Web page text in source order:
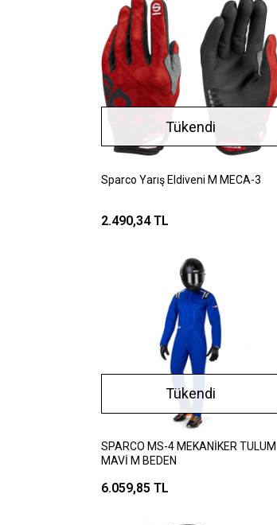
Tükendi
Sparco Yarış Eldiveni M MECA-3
2.490,34 TL
Tükendi
SPARCO MS-4 MEKANİKER TULUM
MAVİ M BEDEN
6.059,85 TL